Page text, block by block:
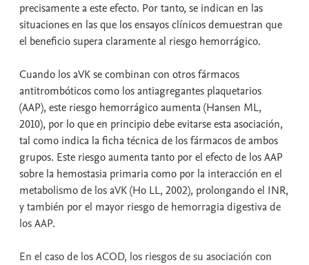
precisamente a este efecto. Por tanto, se indican en las
situaciones en las que los ensayos clínicos demuestran que
el beneficio supera claramente al riesgo hemorrágico.
Cuando los aVK se combinan con otros fármacos
antitrombóticos como los antiagregantes plaquetarios
(AAP), este riesgo hemorrágico aumenta (Hansen ML,
2010), por lo que en principio debe evitarse esta asociación,
tal como indica la ficha técnica de los fármacos de ambos
grupos. Este riesgo aumenta tanto por el efecto de los AAP
sobre la hemostasia primaria como por la interacción en el
metabolismo de los aVK (Ho LL, 2002), prolongando el INR,
y también por el mayor riesgo de hemorragia digestiva de
los AAP.
En el caso de los ACOD, los riesgos de su asociación con